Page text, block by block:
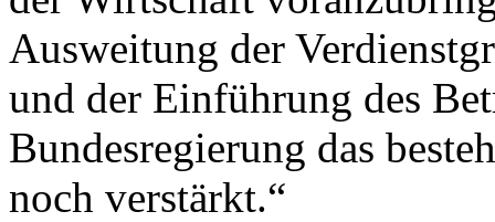
Ausweitung der
und der Einführung des
Bundesregierung das
noch verstärkt.“